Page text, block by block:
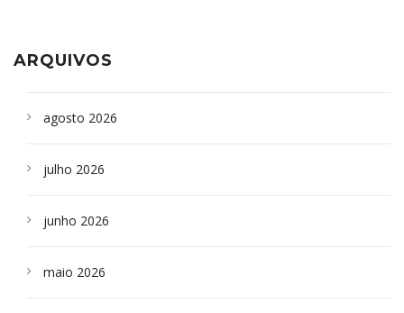
ARQUIVOS
agosto 2026
julho 2026
junho 2026
maio 2026